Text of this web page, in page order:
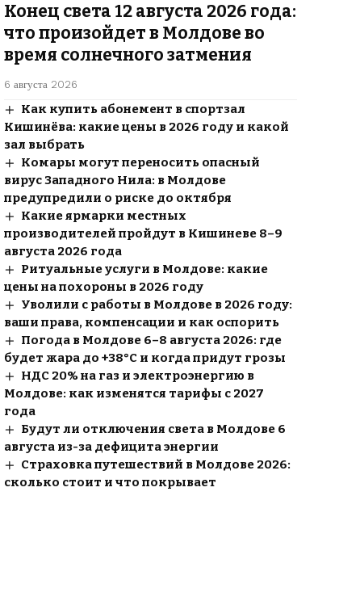
Конец света 12 августа 2026 года:
что произойдет в Молдове во
время солнечного затмения
6 августа 2026
Как купить абонемент в спортзал
Кишинёва: какие цены в 2026 году и какой
зал выбрать
Комары могут переносить опасный
вирус Западного Нила: в Молдове
предупредили о риске до октября
Какие ярмарки местных
производителей пройдут в Кишиневе 8–9
августа 2026 года
Ритуальные услуги в Молдове: какие
цены на похороны в 2026 году
Уволили с работы в Молдове в 2026 году:
ваши права, компенсации и как оспорить
Погода в Молдове 6–8 августа 2026: где
будет жара до +38°C и когда придут грозы
НДС 20% на газ и электроэнергию в
Молдове: как изменятся тарифы с 2027
года
Будут ли отключения света в Молдове 6
августа из-за дефицита энергии
Страховка путешествий в Молдове 2026:
сколько стоит и что покрывает